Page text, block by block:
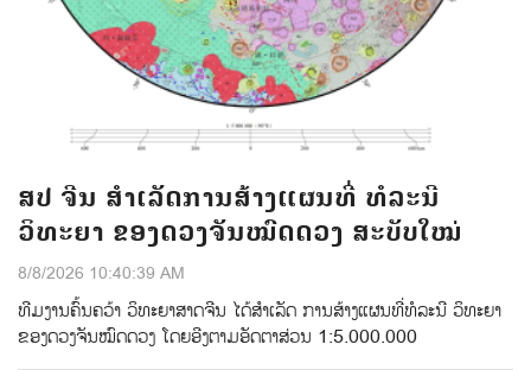
ສປ ຈີນ ສຳເລັດການສ້າງແຜນທີ່ ທໍລະນີ
ວິທະຍາ ຂອງດວງຈັນໝົດດວງ ສະບັບໃໝ່
8/8/2026 10:40:39 AM
ທີມ​ງານ​ຄົ້ນ​ຄວ້າ ​ວິ​ທະ​ຍາ​ສາດ​ຈີນ​ ໄດ້​ສຳ​ເລັດ ​ການ​​ສ້າງ​ແຜນ​ທີ່​ທໍ​ລະ​ນີ​ ວິ​ທະ​ຍາ
ຂອງ​ດວງ​ຈັນ​ໝົດ​ດວງ​ ໂດຍ​ອີງ​ຕາມ​ອັດ​ຕາ​ສ່ວນ 1:5.000.000